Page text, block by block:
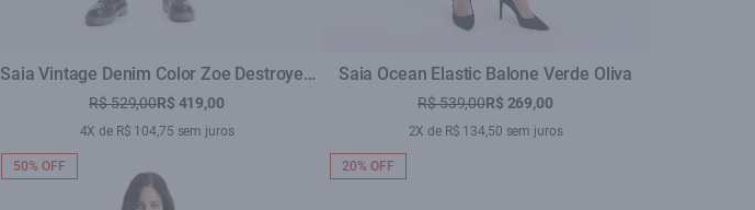
Saia Vintage Denim Color Zoe Destroyed
Melancia
R$ 529,00R$ 419,00
4X de R$ 104,75 sem juros
Saia Ocean Elastic Balone Verde Oliva
R$ 539,00R$ 269,00
2X de R$ 134,50 sem juros
50% OFF 20% OFF